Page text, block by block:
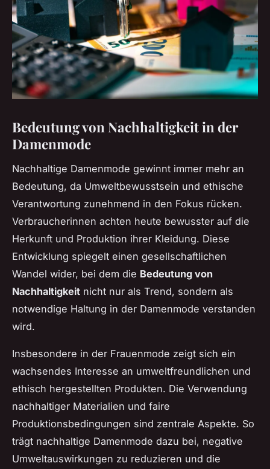
Bedeutung von Nachhaltigkeit in der
Damenmode
Nachhaltige Damenmode gewinnt immer mehr an
Bedeutung, da Umweltbewusstsein und ethische
Verantwortung zunehmend in den Fokus rücken.
Verbraucherinnen achten heute bewusster auf die
Herkunft und Produktion ihrer Kleidung. Diese
Entwicklung spiegelt einen gesellschaftlichen
Wandel wider, bei dem die Bedeutung von
Nachhaltigkeit nicht nur als Trend, sondern als
notwendige Haltung in der Damenmode verstanden
wird.
Insbesondere in der Frauenmode zeigt sich ein
wachsendes Interesse an umweltfreundlichen und
ethisch hergestellten Produkten. Die Verwendung
nachhaltiger Materialien und faire
Produktionsbedingungen sind zentrale Aspekte. So
trägt nachhaltige Damenmode dazu bei, negative
Umweltauswirkungen zu reduzieren und die